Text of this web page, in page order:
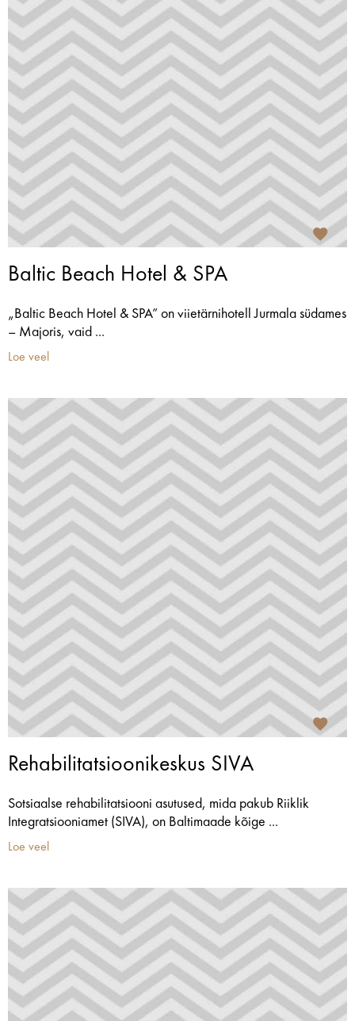
Baltic Beach Hotel & SPA
„Baltic Beach Hotel & SPA” on viietärnihotell Jurmala südames
– Majoris, vaid ...
Loe veel
Rehabilitatsioonikeskus SIVA
Sotsiaalse rehabilitatsiooni asutused, mida pakub Riiklik
Integratsiooniamet (SIVA), on Baltimaade kõige ...
Loe veel